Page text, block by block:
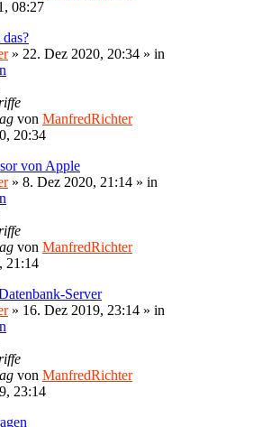
08:27
» 22. Dez 2020, 20:34 » in
von ManfredRichter
20:34
von Apple
» 8. Dez 2020, 21:14 » in
von ManfredRichter
21:14
Server
» 16. Dez 2019, 23:14 » in
von ManfredRichter
23:14